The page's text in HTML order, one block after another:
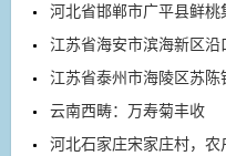
河北省邯郸市广平县鲜
江苏省海安市滨海新区
江苏省泰州市海陵区苏
云南西畴：万寿菊丰收
河北石家庄宋家庄村，